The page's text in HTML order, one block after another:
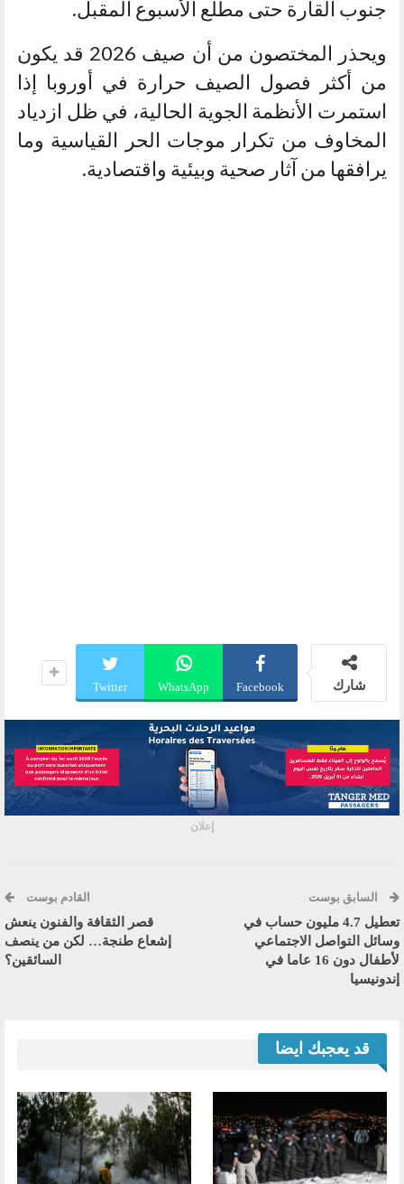
جنوب القارة حتى مطلع الأسبوع المقبل.
ويحذر المختصون من أن صيف 2026 قد يكون
من أكثر فصول الصيف حرارة في أوروبا إذا
استمرت الأنظمة الجوية الحالية، في ظل ازدياد
المخاوف من تكرار موجات الحر القياسية وما
يرافقها من آثار صحية وبيئية واقتصادية.
شارك Facebook
WhatsApp
Twitter
إعلان
السابق بوست
تعطيل 4.7 مليون حساب في
وسائل التواصل الاجتماعي
لأطفال دون 16 عاما في
إندونيسيا
القادم بوست
قصر الثقافة والفنون ينعش
إشعاع طنجة… لكن من ينصف
السائقين؟
قد يعجبك ايضا